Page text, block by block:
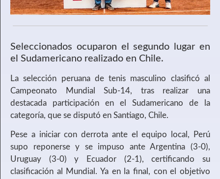
Seleccionados ocuparon el segundo lugar en
el Sudamericano realizado en Chile.
La selección peruana de tenis masculino clasificó al
Campeonato Mundial Sub-14, tras realizar una
destacada participación en el Sudamericano de la
categoría, que se disputó en Santiago, Chile.
Pese a iniciar con derrota ante el equipo local, Perú
supo reponerse y se impuso ante Argentina (3-0),
Uruguay (3-0) y Ecuador (2-1), certificando su
clasificación al Mundial. Ya en la final, con el objetivo